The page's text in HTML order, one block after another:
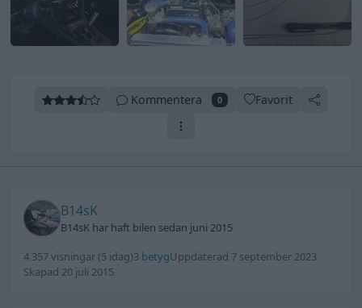
Kommentera 0 Favorit
B14sK
B14sK har haft bilen sedan juni 2015
4 357 visningar (5 idag)3 betygUppdaterad 7 september 2023
Skapad 20 juli 2015